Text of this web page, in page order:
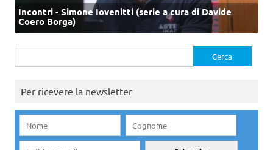
Incontri - Simone Iovenitti (serie a cura di Davide
Coero Borga)
per:
Per ricevere la newsletter